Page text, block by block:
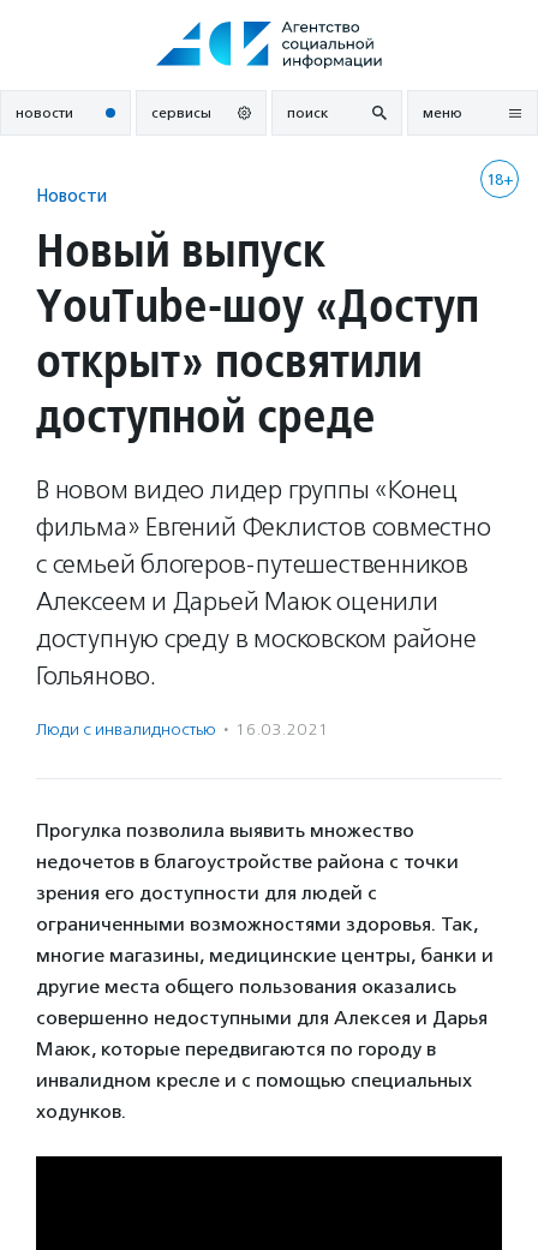
новости сервисы поиск меню
18+
Новости
Новый выпуск
YouTube-шоу «Доступ
открыт» посвятили
доступной среде
В новом видео лидер группы «Конец
фильма» Евгений Феклистов совместно
с семьей блогеров-путешественников
Алексеем и Дарьей Маюк оценили
доступную среду в московском районе
Гольяново.
Люди с инвалидностью · 16.03.2021
Прогулка позволила выявить множество
недочетов в благоустройстве района с точки
зрения его доступности для людей с
ограниченными возможностями здоровья. Так,
многие магазины, медицинские центры, банки и
другие места общего пользования оказались
совершенно недоступными для Алексея и Дарья
Маюк, которые передвигаются по городу в
инвалидном кресле и с помощью специальных
ходунков.